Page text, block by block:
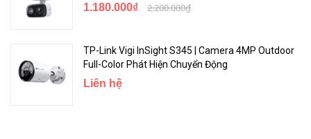
1.180.000₫ 2.200.000₫
TP-Link Vigi InSight S345 | Camera 4MP Outdoor
Full-Color Phát Hiện Chuyển Động
Liên hệ